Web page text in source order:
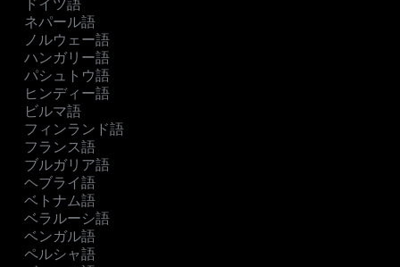
ドイツ語
ネパール語
ノルウェー語
ハンガリー語
パシュトウ語
ヒンディー語
ビルマ語
フィンランド語
フランス語
ブルガリア語
ヘブライ語
ベトナム語
ベラルーシ語
ベンガル語
ペルシャ語